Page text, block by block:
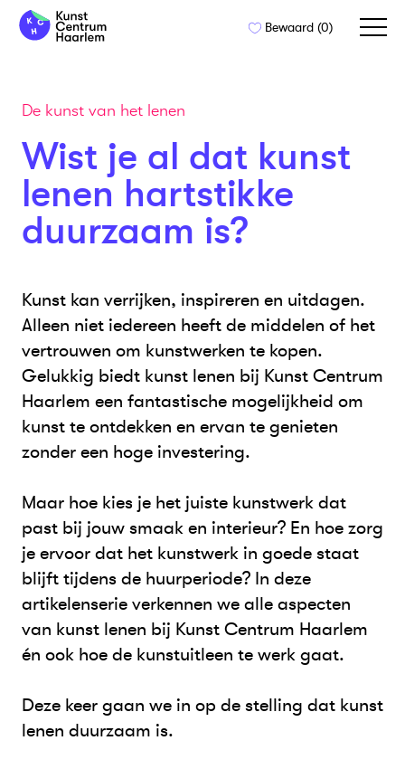
Naar
Bewaard (0)
De kunst van het lenen
Wist je al dat kunst
lenen hartstikke
duurzaam is?
Kunst kan verrijken, inspireren en uitdagen.
Alleen niet iedereen heeft de middelen of het
vertrouwen om kunstwerken te kopen.
Gelukkig biedt kunst lenen bij Kunst Centrum
Haarlem een fantastische mogelijkheid om
kunst te ontdekken en ervan te genieten
zonder een hoge investering.
Maar hoe kies je het juiste kunstwerk dat
past bij jouw smaak en interieur? En hoe zorg
je ervoor dat het kunstwerk in goede staat
blijft tijdens de huurperiode? In deze
artikelenserie verkennen we alle aspecten
van kunst lenen bij Kunst Centrum Haarlem
én ook hoe de kunstuitleen te werk gaat.
Deze keer gaan we in op de stelling dat kunst
lenen duurzaam is.